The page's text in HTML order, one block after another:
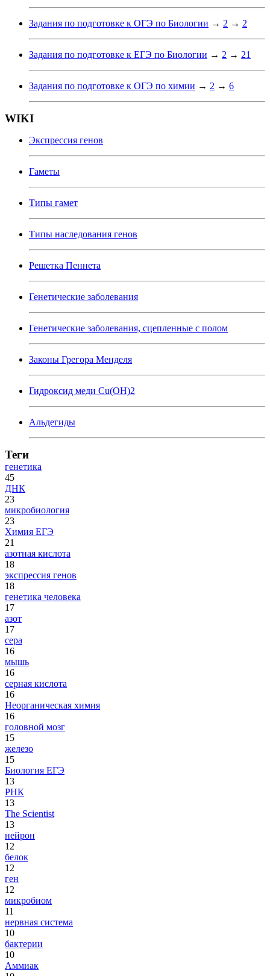
Задания по подготовке к ОГЭ по Биологии → 2 → 2
Задания по подготовке к ЕГЭ по Биологии → 2 → 21
Задания по подготовке к ОГЭ по химии → 2 → 6
WIKI
Экспрессия генов
Гаметы
Типы гамет
Типы наследования генов
Решетка Пеннета
Генетические заболевания
Генетические заболевания, сцепленные с полом
Законы Грегора Менделя
Гидроксид меди Cu(OH)2
Альдегиды
Теги
генетика
45
ДНК
23
микробиология
23
Химия ЕГЭ
21
азотная кислота
18
экспрессия генов
18
генетика человека
17
азот
17
сера
16
мышь
16
серная кислота
16
Неорганическая химия
16
головной мозг
15
железо
15
Биология ЕГЭ
13
РНК
13
The Scientist
13
нейрон
12
белок
12
ген
12
микробиом
11
нервная система
10
бактерии
10
Аммиак